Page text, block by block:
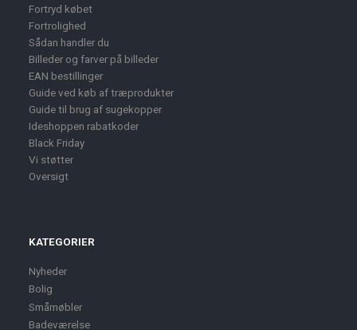
Fortryd købet
Fortrolighed
Sådan handler du
Billeder og farver på billeder
EAN bestillinger
Guide ved køb af træprodukter
Guide til brug af sugekopper
Ideshoppen rabatkoder
Black Friday
Vi støtter
Oversigt
KATEGORIER
Nyheder
Bolig
Småmøbler
Badeværelse